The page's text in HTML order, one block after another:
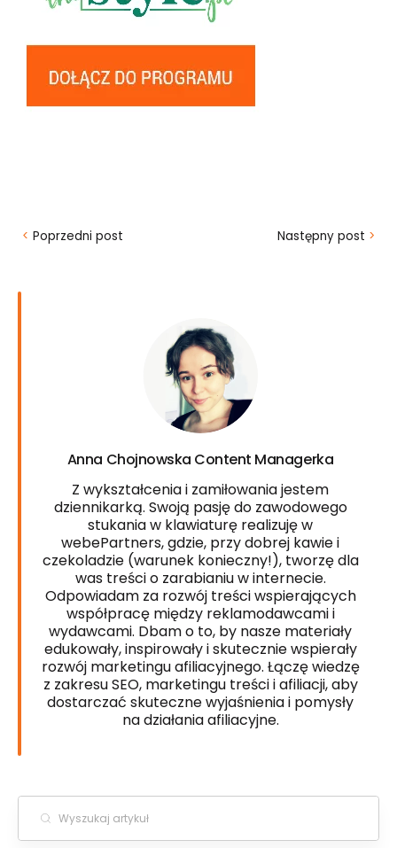
< Poprzedni post Następny post >
Anna Chojnowska Content Managerka
Z wykształcenia i zamiłowania jestem
dziennikarką. Swoją pasję do zawodowego
stukania w klawiaturę realizuję w
webePartners, gdzie, przy dobrej kawie i
czekoladzie (warunek konieczny!), tworzę dla
was treści o zarabianiu w internecie.
Odpowiadam za rozwój treści wspierających
współpracę między reklamodawcami i
wydawcami. Dbam o to, by nasze materiały
edukowały, inspirowały i skutecznie wspierały
rozwój marketingu afiliacyjnego. Łączę wiedzę
z zakresu SEO, marketingu treści i afiliacji, aby
dostarczać skuteczne wyjaśnienia i pomysły
na działania afiliacyjne.